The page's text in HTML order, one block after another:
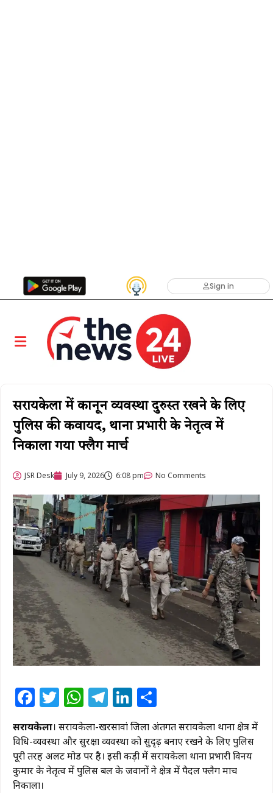
Sign in
सरायकेला में कानून व्यवस्था दुरुस्त रखने के लिए
पुलिस की कवायद, थाना प्रभारी के नेतृत्व में
निकाला गया फ्लैग मार्च ​
JSR Desk July 9, 2026 6:08 pm No Comments
Facebook
Twitter
WhatsApp
Telegram
LinkedIn
सरायकेला। सरायकेला-खरसावां जिला अंतर्गत सरायकेला थाना क्षेत्र में
विधि-व्यवस्था और सुरक्षा व्यवस्था को सुदृढ़ बनाए रखने के लिए पुलिस
पूरी तरह अलर्ट मोड पर है। इसी कड़ी में सरायकेला थाना प्रभारी विनय
कुमार के नेतृत्व में पुलिस बल के जवानों ने क्षेत्र में पैदल फ्लैग मार्च
निकाला।